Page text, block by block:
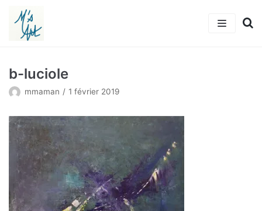
Aller
au
contenu
L’artiste
Tableaux
Actualités
Michkalia’s Art
Adhérer
b-luciole
mmaman 1 février 2019